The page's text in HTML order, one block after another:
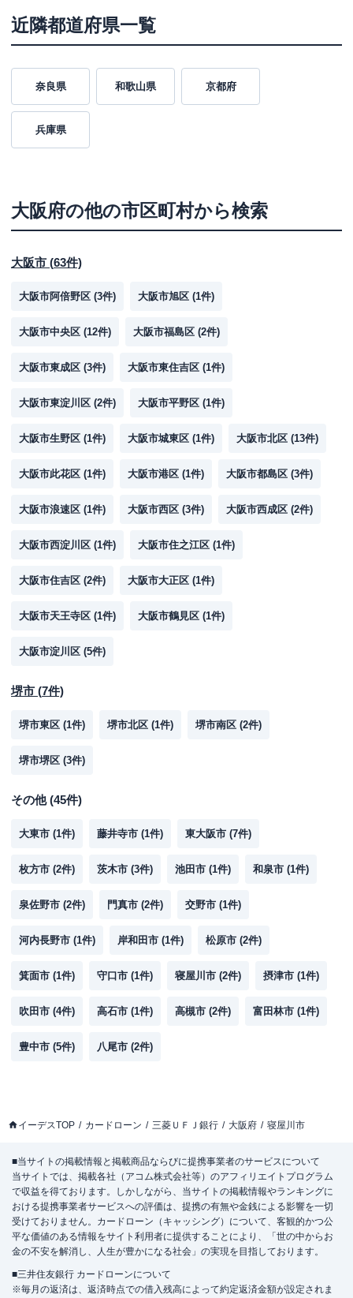
近隣都道府県一覧
奈良県 和歌山県 京都府
兵庫県
大阪府の他の市区町村から検索
大阪市 (63件)
大阪市阿倍野区 (3件) 大阪市旭区 (1件)
大阪市中央区 (12件) 大阪市福島区 (2件)
大阪市東成区 (3件) 大阪市東住吉区 (1件)
大阪市東淀川区 (2件) 大阪市平野区 (1件)
大阪市生野区 (1件) 大阪市城東区 (1件) 大阪市北区 (13件)
大阪市此花区 (1件) 大阪市港区 (1件) 大阪市都島区 (3件)
大阪市浪速区 (1件) 大阪市西区 (3件) 大阪市西成区 (2件)
大阪市西淀川区 (1件) 大阪市住之江区 (1件)
大阪市住吉区 (2件) 大阪市大正区 (1件)
大阪市天王寺区 (1件) 大阪市鶴見区 (1件)
大阪市淀川区 (5件)
堺市 (7件)
堺市東区 (1件) 堺市北区 (1件) 堺市南区 (2件)
堺市堺区 (3件)
その他(45件)
大東市 (1件) 藤井寺市 (1件) 東大阪市 (7件)
枚方市 (2件) 茨木市 (3件) 池田市 (1件) 和泉市 (1件)
泉佐野市 (2件) 門真市 (2件) 交野市 (1件)
河内長野市 (1件) 岸和田市 (1件) 松原市 (2件)
箕面市 (1件) 守口市 (1件) 寝屋川市 (2件) 摂津市 (1件)
吹田市 (4件) 高石市 (1件) 高槻市 (2件) 富田林市 (1件)
豊中市 (5件) 八尾市 (2件)
イーデスTOP カードローン 三菱ＵＦＪ銀行 大阪府 寝屋川市
■当サイトの掲載情報と掲載商品ならびに提携事業者のサービスについて
当サイトでは、掲載各社（アコム株式会社等）のアフィリエイトプログラム
で収益を得ております。しかしながら、当サイトの掲載情報やランキングに
おける提携事業者サービスへの評価は、提携の有無や金銭による影響を一切
受けておりません。カードローン（キャッシング）について、客観的かつ公
平な価値のある情報をサイト利用者に提供することにより、「世の中からお
金の不安を解消し、人生が豊かになる社会」の実現を目指しております。
■三井住友銀行 カードローンについて
※毎月の返済は、返済時点での借入残高によって約定返済金額が設定されま